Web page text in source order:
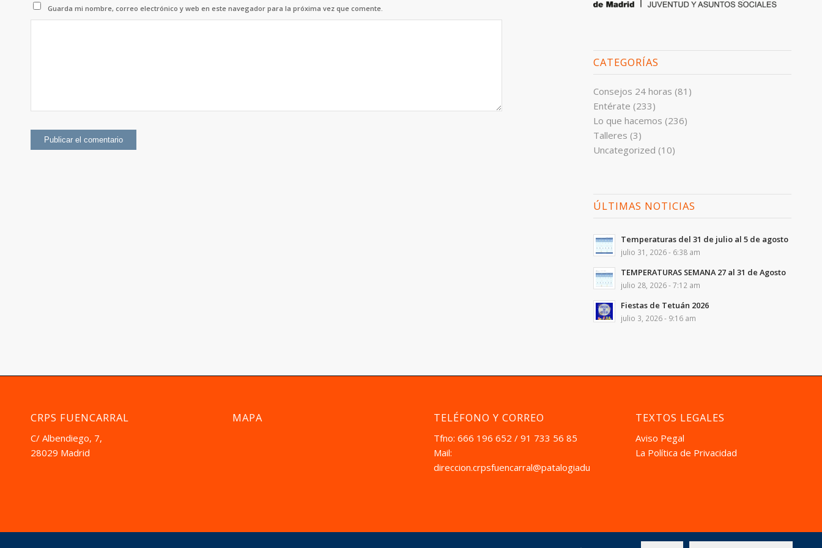
Guarda mi nombre, correo electrónico y web en este navegador para la próxima vez que comente.
CATEGORÍAS
Consejos 24 horas (81)
Entérate (233)
Lo que hacemos (236)
Talleres (3)
Uncategorized (10)
ÚLTIMAS NOTICIAS
Temperaturas del 31 de julio al 5 de agosto
julio 31, 2026 - 6:38 am
TEMPERATURAS SEMANA 27 al 31 de Agosto
julio 28, 2026 - 7:12 am
Fiestas de Tetuán 2026
julio 3, 2026 - 9:16 am
CRPS FUENCARRAL
C/ Albendiego, 7,
28029 Madrid
MAPA TELÉFONO Y CORREO
Tfno: 666 196 652 / 91 733 56 85
Mail:
direccion.crpsfuencarral@patalogiadual.com
TEXTOS LEGALES
Aviso Pegal
La Política de Privacidad